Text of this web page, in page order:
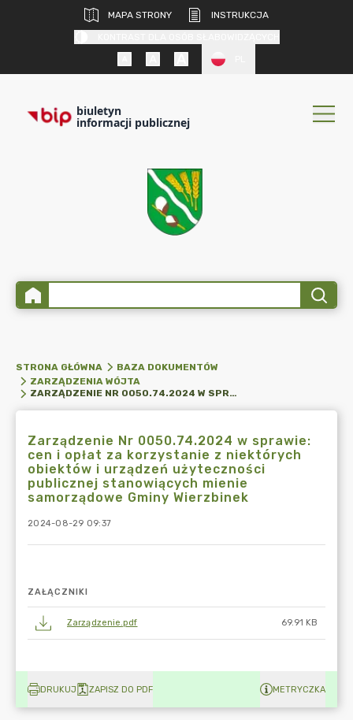
MAPA STRONY
INSTRUKCJA
biuletyn
informacji publicznej
STRONA GŁÓWNA
BAZA DOKUMENTÓW
ZARZĄDZENIA WÓJTA
ZARZĄDZENIE NR 0050.74.2024 W SPRAWIE: CEN I OPŁAT ZA KORZYSTANIE Z NIEKTÓRYCH OBIEKTÓW I URZĄDZEŃ UŻYTECZNOŚCI PUBLICZNEJ STANOWIĄCYCH MIENIE SAMORZĄDOWE GMINY WIERZBINEK
Zarządzenie Nr 0050.74.2024 w sprawie:
cen i opłat za korzystanie z niektórych
obiektów i urządzeń użyteczności
publicznej stanowiących mienie
samorządowe Gminy Wierzbinek
2024-08-29 09:37
ZAŁĄCZNIKI
Zarządzenie.pdf 69.91 KB
DRUKUJ ZAPISZ DO PDF METRYCZKA